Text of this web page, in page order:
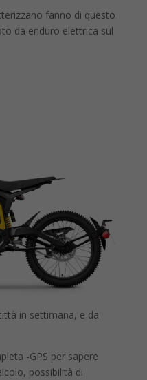
fanno di questo
da enduro elettrica sul
in settimana, e da
-GPS per sapere
possibilità di